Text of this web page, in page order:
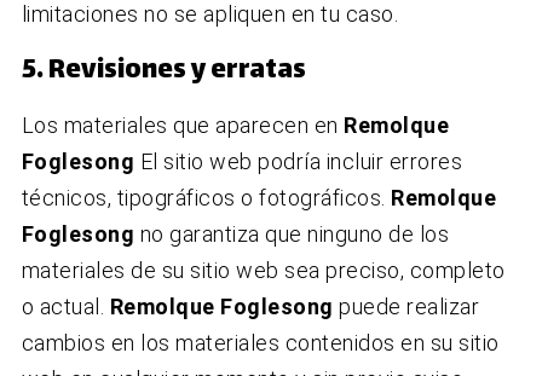
limitaciones no se apliquen en tu caso.
5. Revisiones y erratas
Los materiales que aparecen en Remolque
Foglesong El sitio web podría incluir errores
técnicos, tipográficos o fotográficos. Remolque
Foglesong no garantiza que ninguno de los
materiales de su sitio web sea preciso, completo
o actual. Remolque Foglesong puede realizar
cambios en los materiales contenidos en su sitio